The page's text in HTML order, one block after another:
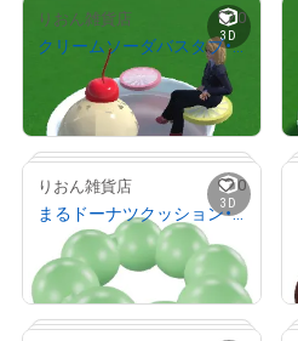
# 1/100
# 2/100
3D
りおん雑貨店 0
クリームソーダバスタブ・いちご(座れるアニメーションつき)
2,000 ($12.67)
Primary Sale
3D
りおん雑貨店 0
まるドーナツクッション・抹茶
1,000 ($6.34 )
Primary Sale